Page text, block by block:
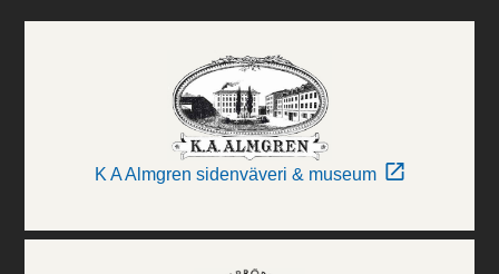
K A Almgren sidenväveri & museum